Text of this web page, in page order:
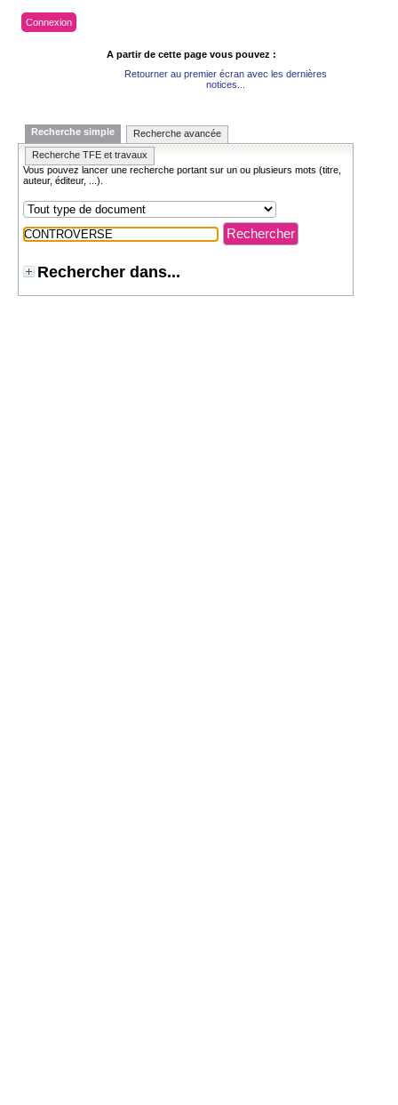
Connexion
A partir de cette page vous pouvez :
Retourner au premier écran avec les dernières
notices...
Recherche simple
Recherche avancée
Recherche TFE et travaux
Vous pouvez lancer une recherche portant sur un ou plusieurs mots (titre,
auteur, éditeur, ...).
Rechercher dans...